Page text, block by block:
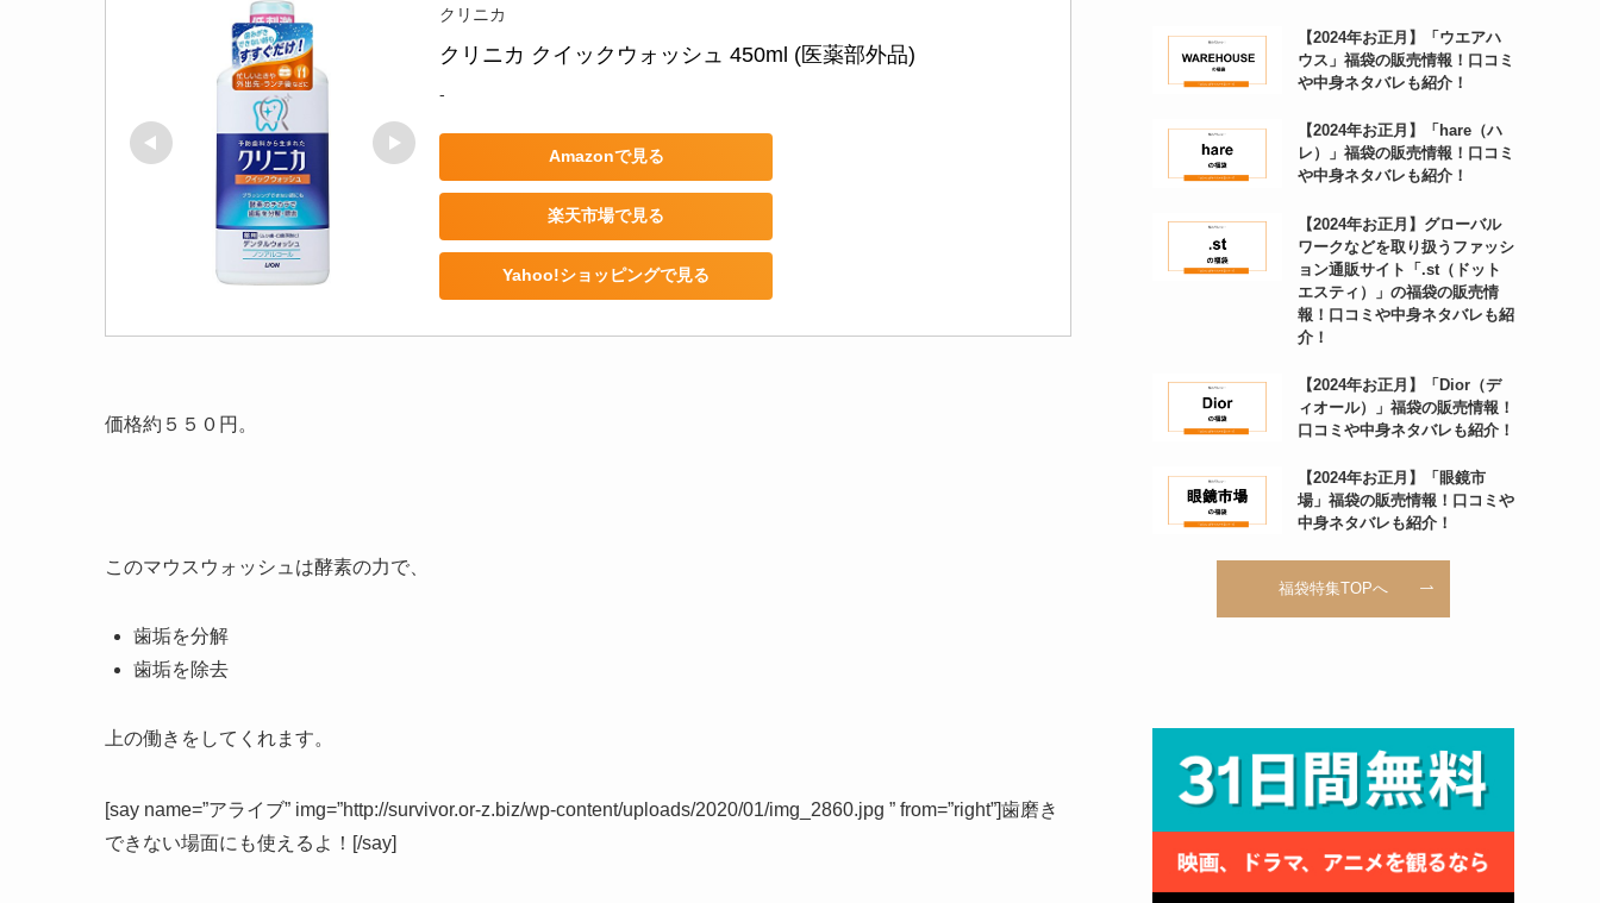
クリニカ
クリニカ クイックウォッシュ 450ml (医薬部外品)
-
Amazonで見る
楽天市場で見る
Yahoo!ショッピングで見る
価格約５５０円。
このマウスウォッシュは酵素の力で、
歯垢を分解
歯垢を除去
上の働きをしてくれます。
[say name=”アライブ” img=”http://survivor.or-z.biz/wp-content/uploads/2020/01/img_2860.jpg ” from=”right”]歯磨き
できない場面にも使えるよ！[/say]
【2024年お正月】「ウエアハ
ウス」福袋の販売情報！口コミ
や中身ネタバレも紹介！
【2024年お正月】「hare（ハ
レ）」福袋の販売情報！口コミ
や中身ネタバレも紹介！
【2024年お正月】グローバル
ワークなどを取り扱うファッシ
ョン通販サイト「.st（ドット
エスティ）」の福袋の販売情
報！口コミや中身ネタバレも紹
介！
【2024年お正月】「Dior（デ
ィオール）」福袋の販売情報！
口コミや中身ネタバレも紹介！
【2024年お正月】「眼鏡市
場」福袋の販売情報！口コミや
中身ネタバレも紹介！
福袋特集TOPへ